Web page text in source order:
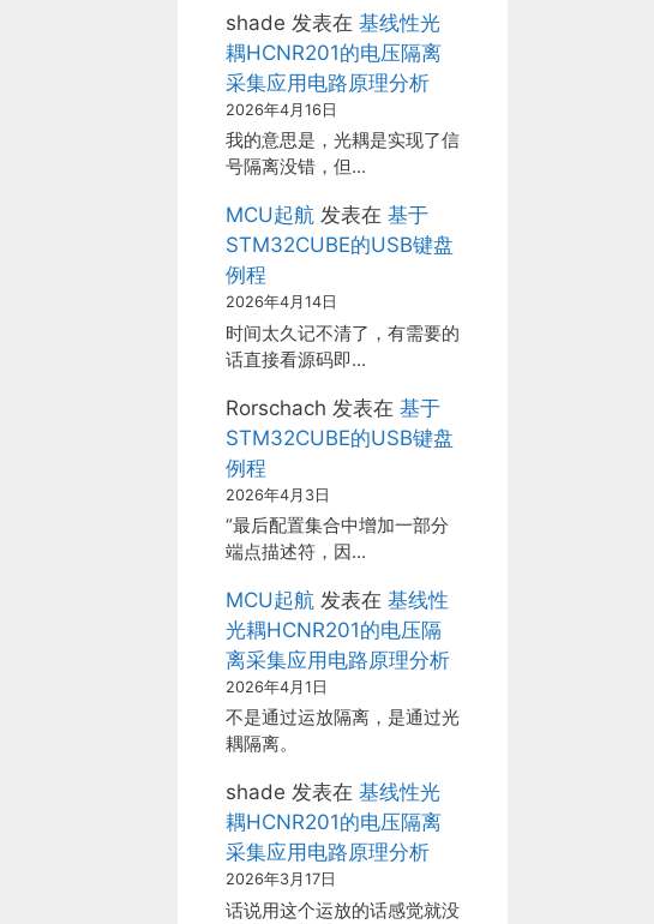
shade 发表在 基线性光
耦HCNR201的电压隔离
采集应用电路原理分析
2026年4月16日
我的意思是，光耦是实现了信
号隔离没错，但…
MCU起航 发表在 基于
STM32CUBE的USB键盘
例程
2026年4月14日
时间太久记不清了，有需要的
话直接看源码即…
Rorschach 发表在 基于
STM32CUBE的USB键盘
例程
2026年4月3日
“最后配置集合中增加一部分
端点描述符，因…
MCU起航 发表在 基线性
光耦HCNR201的电压隔
离采集应用电路原理分析
2026年4月1日
不是通过运放隔离，是通过光
耦隔离。
shade 发表在 基线性光
耦HCNR201的电压隔离
采集应用电路原理分析
2026年3月17日
话说用这个运放的话感觉就没